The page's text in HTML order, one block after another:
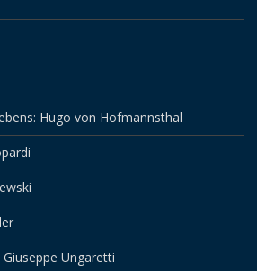
Hugo von Hofmannsthal
Ungaretti